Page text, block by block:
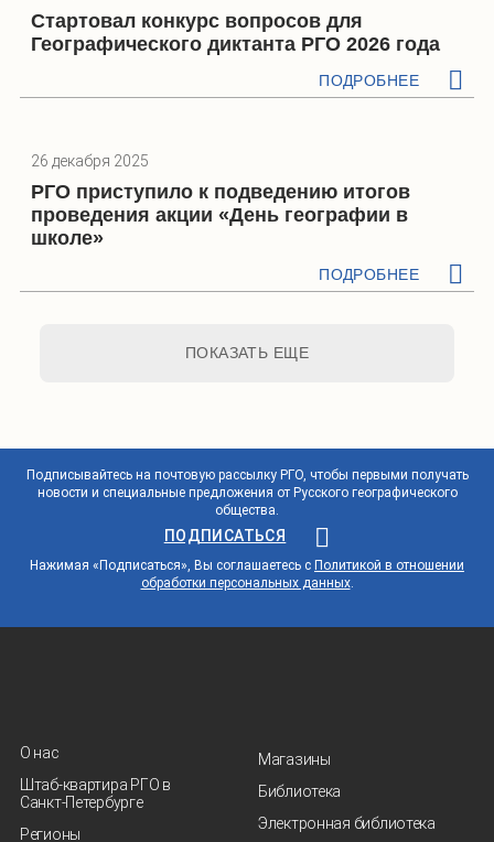
Стартовал конкурс вопросов для
Географического диктанта РГО 2026 года
ПОДРОБНЕЕ
26 декабря 2025
РГО приступило к подведению итогов
проведения акции «День географии в
школе»
ПОДРОБНЕЕ
ПОКАЗАТЬ ЕЩЕ
Подписывайтесь на почтовую рассылку РГО, чтобы первыми получать
новости и специальные предложения от Русского географического
общества.
ПОДПИСАТЬСЯ
Нажимая «Подписаться», Вы соглашаетесь с Политикой в отношении
обработки персональных данных.
О нас
Штаб-квартира РГО в
Санкт‑Петербурге
Регионы
Магазины
Библиотека
Электронная библиотека